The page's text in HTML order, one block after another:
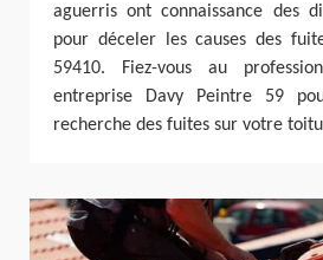
aguerris ont connaissance des
pour déceler les causes des
59410. Fiez-vous au
entreprise Davy Peintre 59
recherche des fuites sur votre